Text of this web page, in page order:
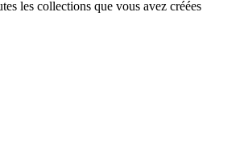
les collections que vous avez créées